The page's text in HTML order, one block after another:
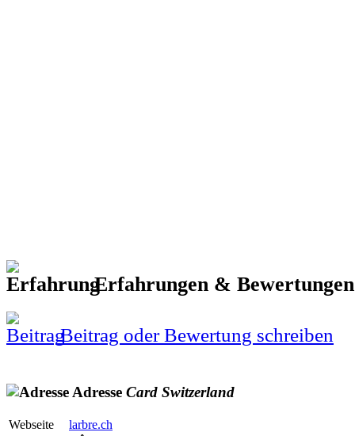
Erfahrungen &
Beitrag oder Bewertung schreiben
Adresse Card Switzerland
Webseite
larbre.ch